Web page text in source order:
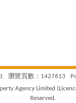
瀏覽頁數：1427613
Agency Limited
Reserved.